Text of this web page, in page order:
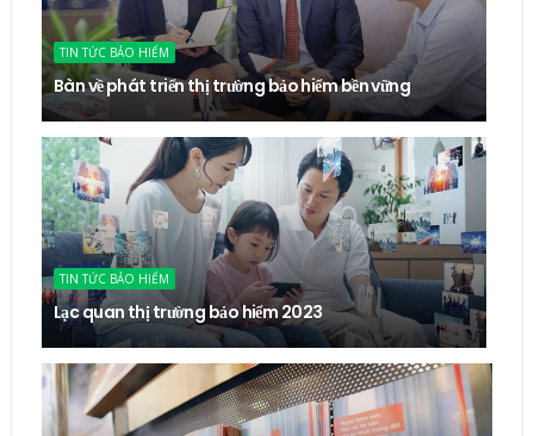
TIN TỨC BẢO HIỂM
Bàn về phát triển thị trường bảo hiểm bền vững
TIN TỨC BẢO HIỂM
Lạc quan thị trường bảo hiểm 2023